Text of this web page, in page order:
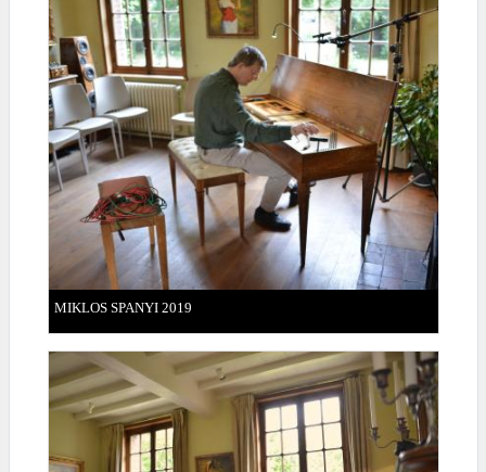
MIKLOS SPANYI 2019